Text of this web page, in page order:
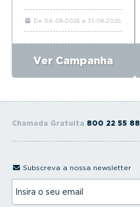
De 04-08-2026 a 31-08-2026
Ver Campanha
Chamada Gratuita 800 22 55 88
Subscreva a nossa newsletter
s